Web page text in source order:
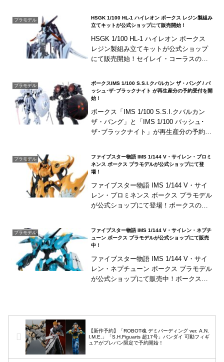
プラモデル
HSGK 1/100 HL-1 ハイレオン ボークス レジン製組み
立てキットが公式ショップにて販売開始！
HSGK 1/100 HL-1 ハイレオン ボークス
レジン製組み立てキットが公式ショップ
にて販売開始！セイレイ・コーラスの駆
プラモデル
ボークスIMS 1/100 S.S.I.クバルカン ザ・バング / バ
ッシュ･ザ･ブラックナイト が再生産分の予約受付を開
始！
ボークス「IMS 1/100 S.S.I.クバルカン
ザ・バング」と「IMS 1/100 バッシュ･
ザ･ブラックナイト」が再生産分の予約受
プラモデル
ファイブスター物語 IMS 1/144 V・サイレン・プロミ
ネンス ボークス プラモデルが公式ショップにて登
場！
ファイブスター物語 IMS 1/144 V・サイ
レン・プロミネンス ボークス プラモデル
が公式ショップにて登場！ボークスのフ
ッ...
プラモデル
ファイブスター物語 IMS 1/144 V・サイレン・ネプチ
ューン ボークス プラモデルが公式ショップにて販売
中！
ファイブスター物語 IMS 1/144 V・サイ
レン・ネプチューン ボークス プラモデル
が公式ショップにて販売中！ボークスの
【新作予約】「ROBOT魂 デミバーディング ver. A.N.
I.M.E.」「S.H.Figuarts 超17号」バンダイ 可動フィギ
ュアがプレバン限定で予約開始！